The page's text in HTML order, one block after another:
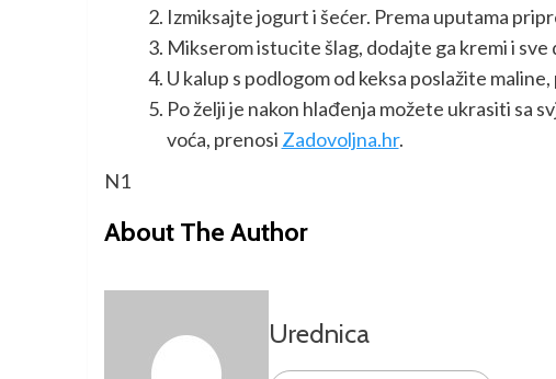
Izmiksajte jogurt i šećer. Prema uputama
Mikserom istucite šlag, dodajte ga kremi i sve
U kalup s podlogom od keksa poslažite
Po želji je nakon hlađenja možete ukrasiti sa
voća, prenosi Zadovoljna.hr.
N1
About The Author
Urednica